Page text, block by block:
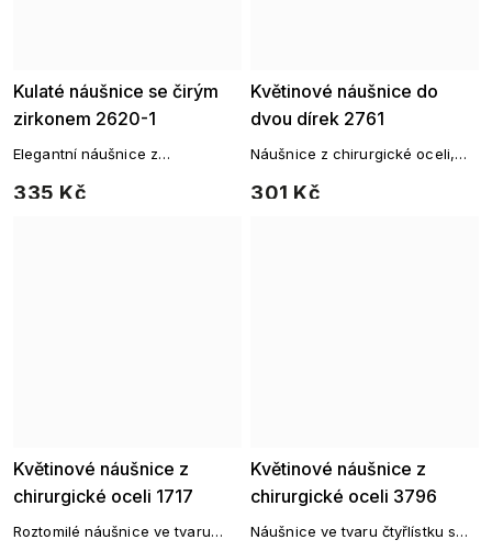
Kulaté náušnice se čirým
zirkonem 2620-1
335 Kč
Elegantní náušnice z
osázené čirým zirkonem a
Květinové náušnice do
dvou dírek 2761
301 Kč
Náušnice z chirurgické oceli,
řetízkem (čtyřlístek).
Květinové náušnice z
chirurgické oceli 1717
Roztomilé náušnice ve tvaru
Květinové náušnice z
chirurgické oceli 3796
Náušnice ve tvaru čtyřlístku s